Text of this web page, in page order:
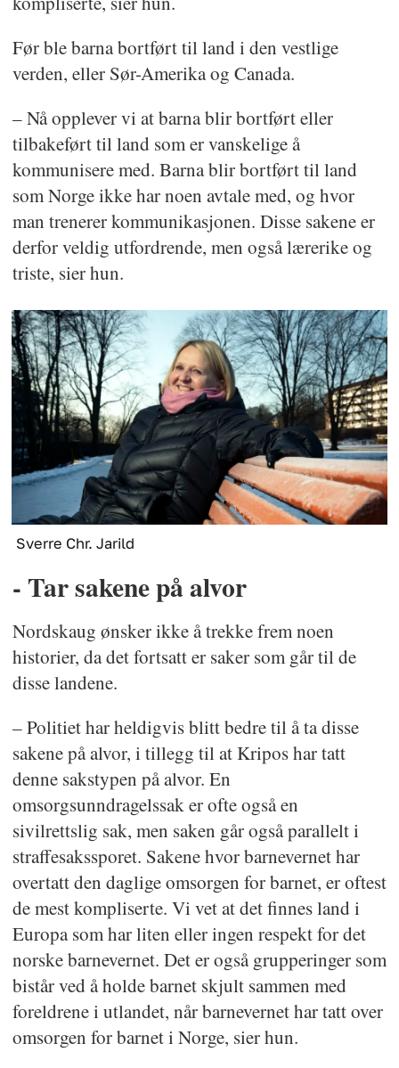
Før ble barna bortført til land i den vestlige
verden, eller Sør-Amerika og Canada.
– Nå opplever vi at barna blir bortført eller
tilbakeført til land som er vanskelige å
kommunisere med. Barna blir bortført til land
som Norge ikke har noen avtale med, og hvor
man trenerer kommunikasjonen. Disse sakene er
derfor veldig utfordrende, men også lærerike og
triste, sier hun.
Sverre Chr. Jarild
- Tar sakene på alvor
Nordskaug ønsker ikke å trekke frem noen
historier, da det fortsatt er saker som går til de
disse landene.
– Politiet har heldigvis blitt bedre til å ta disse
sakene på alvor, i tillegg til at Kripos har tatt
denne sakstypen på alvor. En
omsorgsunndragelssak er ofte også en
sivilrettslig sak, men saken går også parallelt i
straffesakssporet. Sakene hvor barnevernet har
overtatt den daglige omsorgen for barnet, er oftest
de mest kompliserte. Vi vet at det finnes land i
Europa som har liten eller ingen respekt for det
norske barnevernet. Det er også grupperinger som
bistår ved å holde barnet skjult sammen med
foreldrene i utlandet, når barnevernet har tatt over
omsorgen for barnet i Norge, sier hun.